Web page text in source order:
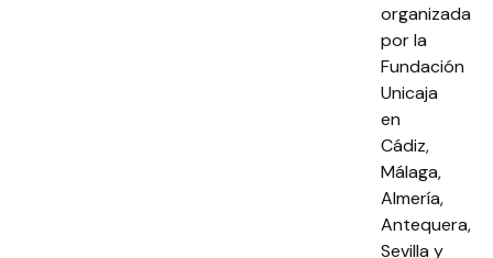
organizada
por la
Fundación
Unicaja
en
Cádiz,
Málaga,
Almería,
Antequera,
Sevilla y